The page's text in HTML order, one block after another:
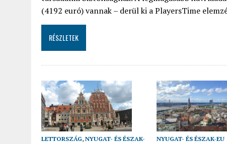
(4192 euró) vannak – derül ki a PlayersTime
RÉSZLETEK
LETTORSZÁG, NYUGAT- ÉS ÉSZAK-
NYUGAT- ÉS ÉSZAK-EU